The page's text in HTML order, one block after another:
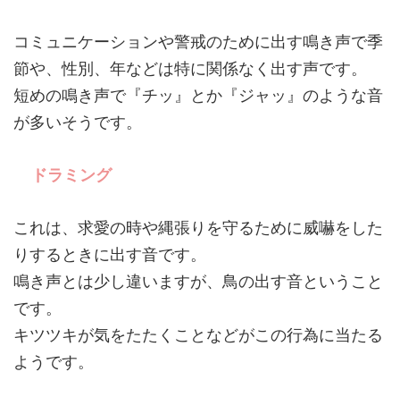
コミュニケーションや警戒のために出す鳴き声で季
節や、性別、年などは特に関係なく出す声です。
短めの鳴き声で『チッ』とか『ジャッ』のような音
が多いそうです。
ドラミング
これは、求愛の時や縄張りを守るために威嚇をした
りするときに出す音です。
鳴き声とは少し違いますが、鳥の出す音ということ
です。
キツツキが気をたたくことなどがこの行為に当たる
ようです。